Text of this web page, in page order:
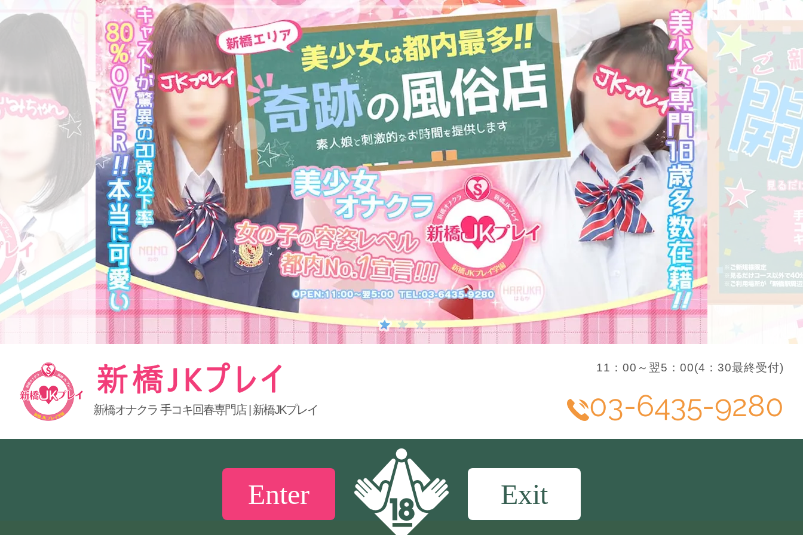
新橋オナクラ 手コキ回春専門店 | 新橋JKプレイ
11：00～翌5：00(4：30最終受付)
03-6435-9280
Enter Exit